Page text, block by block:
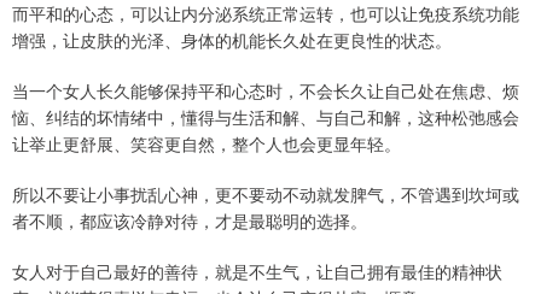
而平和的心态，可以让内分泌系统正常运转，也可以让免疫系统功能
增强，让皮肤的光泽、身体的机能长久处在更良性的状态。
当一个女人长久能够保持平和心态时，不会长久让自己处在焦虑、烦
恼、纠结的坏情绪中，懂得与生活和解、与自己和解，这种松弛感‌会
让举止更舒展、笑容更自然，整个人也会更显年轻。
所以不要让小事扰乱心神，更不要动不动就发脾气，不管遇到坎坷或
者不顺，都应该冷静对待，才是最聪明的选择。
女人对于自己最好的善待，就是不生气，让自己拥有最佳的精神状